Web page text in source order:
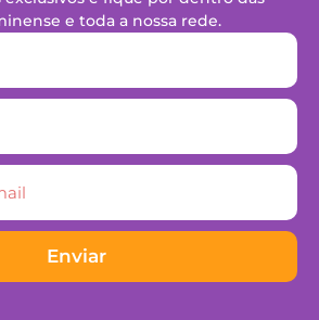
e toda a nossa rede.
Enviar